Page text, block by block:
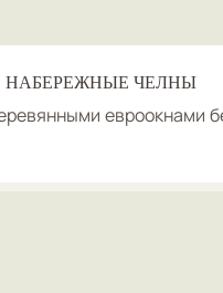
НАБЕРЕЖНЫЕ ЧЕЛНЫ
евроокнами